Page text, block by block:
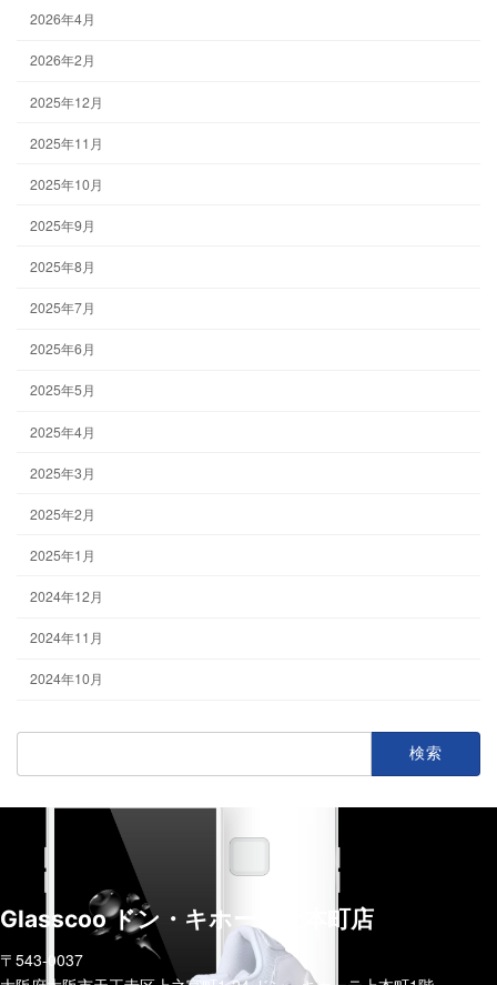
2026年4月
2026年2月
2025年12月
2025年11月
2025年10月
2025年9月
2025年8月
2025年7月
2025年6月
2025年5月
2025年4月
2025年3月
2025年2月
2025年1月
2024年12月
2024年11月
2024年10月
検
Glasscoo ドン・キホーテ上本町店
〒543-0037